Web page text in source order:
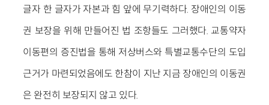
글자 한 글자가 자본과 힘 앞에 무기력하다. 장애인의 이동
권 보장을 위해 만들어진 법 조항들도 그러했다. 교통약자
이동편의 증진법을 통해 저상버스와 특별교통수단의 도입
근거가 마련되었음에도 한참이 지난 지금 장애인의 이동권
은 완전히 보장되지 않고 있다.